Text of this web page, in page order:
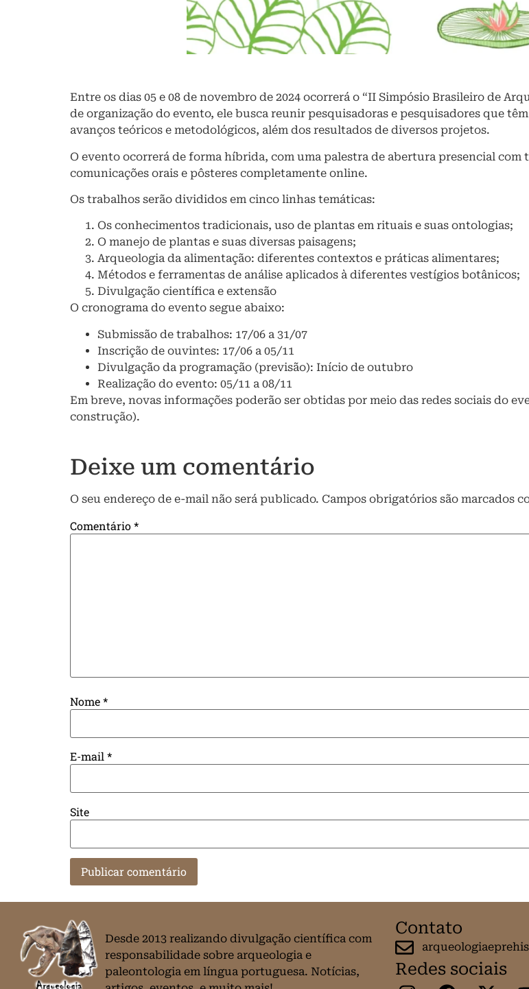
Entre os dias 05 e 08 de novembro de 2024 ocorrerá o “II Simpósio Brasileiro de
de organização do evento, ele busca reunir pesquisadoras e pesquisadores que
avanços teóricos e metodológicos, além dos resultados de diversos projetos.
O evento ocorrerá de forma híbrida, com uma palestra de abertura presencial com
comunicações orais e pôsteres completamente online.
Os trabalhos serão divididos em cinco linhas temáticas:
Os conhecimentos tradicionais, uso de plantas em rituais e suas ontologias;
O manejo de plantas e suas diversas paisagens;
Arqueologia da alimentação: diferentes contextos e práticas alimentares;
Métodos e ferramentas de análise aplicados à diferentes vestígios botânicos;
Divulgação científica e extensão
O cronograma do evento segue abaixo:
Submissão de trabalhos: 17/06 a 31/07
Inscrição de ouvintes: 17/06 a 05/11
Divulgação da programação (previsão): Início de outubro
Realização do evento: 05/11 a 08/11
Em breve, novas informações poderão ser obtidas por meio das redes sociais do
construção).
Deixe um comentário
O seu endereço de e-mail não será publicado. Campos obrigatórios são marcados
Comentário*
Nome*
E-mail *
Site
Desde 2013 realizando divulgação científica com
responsabilidade sobre arqueologia e
paleontologia em língua portuguesa. Notícias,
Contato
Redes sociais